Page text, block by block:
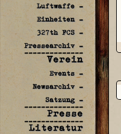
Luftwaffe -
Einheiten -
327th FCS -
Pressearchiv -
--------------
Verein
Events -
Newsarchiv -
Satzung -
--------------
Presse
--------------
Literatur